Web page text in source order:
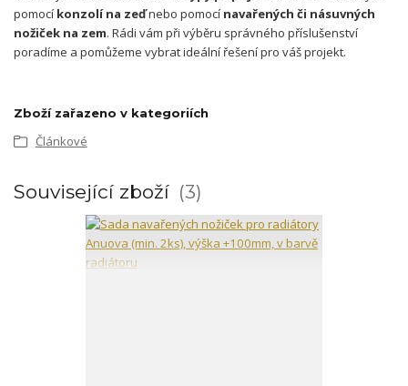
pomocí konzolí na zeďnebo pomocí navařených či násuvných
nožiček na zem. Rádi vám při výběru správného příslušenství
poradíme a pomůžeme vybrat ideální řešení pro váš projekt.
Zboží zařazeno v kategoriích
Článkové
Související zboží 3